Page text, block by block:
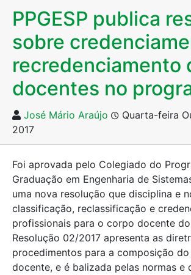
PPGESP publica
sobre
recredenciamento
docentes no
José Mário Araújo
Quarta-feira
2017
Foi aprovada pelo Colegiado do
Graduação em Engenharia de
uma nova resolução que disciplina e
classificação, reclassificação e
profissionais para o corpo docente
Resolução 02/2017 apresenta as
procedimentos para a composição
docente, e é balizada pelas normas e